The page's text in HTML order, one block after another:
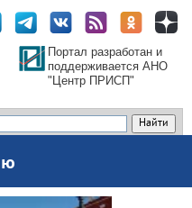
Портал разработан и
поддерживается АНО
"Центр ПРИСП"